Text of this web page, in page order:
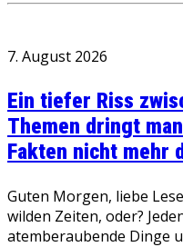
7. August 2026
Ein tiefer Riss
Themen dringt
Fakten nicht mehr
Guten Morgen, liebe
wilden Zeiten, oder?
atemberaubende Dinge